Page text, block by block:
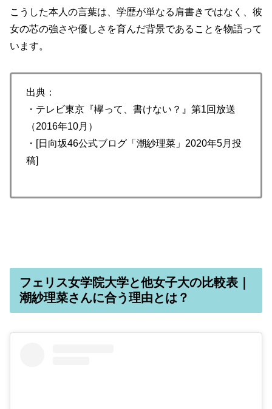
こうした本人の言葉は、学歴が単なる肩書きではなく、彼
女の芯の強さや優しさを育んだ背景であることを物語って
います。
出典：
・テレビ東京『欅って、書けない？』第1回放送
（2016年10月）
・[日向坂46公式ブログ「潮紗理菜」2020年5月投
稿]
フェリス女学院大学と他女子大の比較表｜
潮紗理菜さんに合う理由とは？